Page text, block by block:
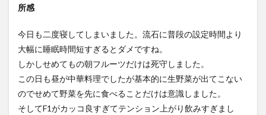
所感
今日も二度寝してしまいました。流石に普段の設定時間より
大幅に睡眠時間短すぎるとダメですね。
しかしせめてもの朝フルーツだけは死守しました。
この日も昼が中華料理でしたが基本的に生野菜が出てこない
のでせめて野菜を先に食べることだけは意識しました。
そしてF1がカッコ良すぎてテンション上がり飲みすぎまし